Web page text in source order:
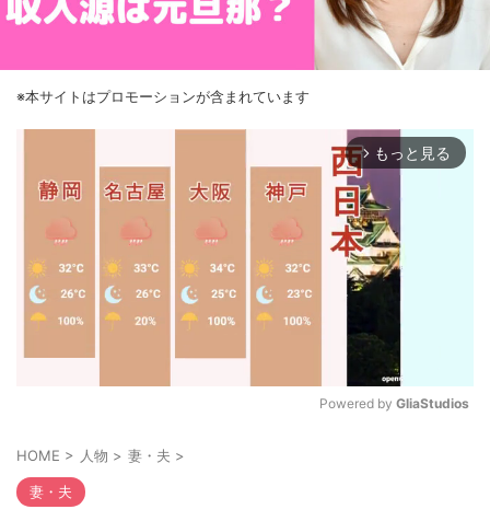
※本サイトはプロモーションが含まれています
arrow_forward_ios もっと見る
Powered by GliaStudios
HOME > 人物 > 妻・夫 >
妻・夫